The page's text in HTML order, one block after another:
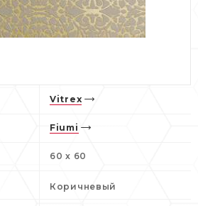
Vitrex
Fiumi
60 x 60
Коричневый